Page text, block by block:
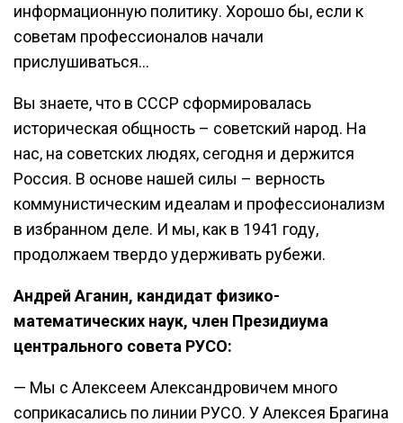
информационную политику. Хорошо бы, если к
советам профессионалов начали
прислушиваться…
Вы знаете, что в СССР сформировалась
историческая общность – советский народ. На
нас, на советских людях, сегодня и держится
Россия. В основе нашей силы – верность
коммунистическим идеалам и профессионализм
в избранном деле. И мы, как в 1941 году,
продолжаем твердо удерживать рубежи.
Андрей Аганин, кандидат физико-
математических наук, член Президиума
центрального совета РУСО:
— Мы с Алексеем Александровичем много
соприкасались по линии РУСО. У Алексея Брагина